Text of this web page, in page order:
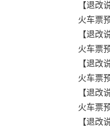
【退改
火车票
【退改
火车票
【退改
火车票
【退改
火车票
【退改